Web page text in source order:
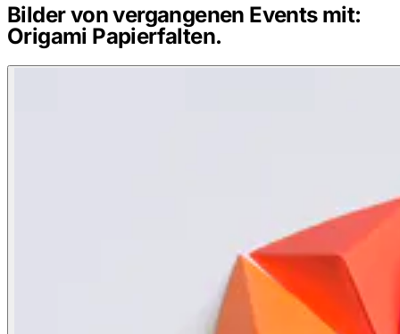
Bilder von vergangenen Events mit:
Origami Papierfalten.